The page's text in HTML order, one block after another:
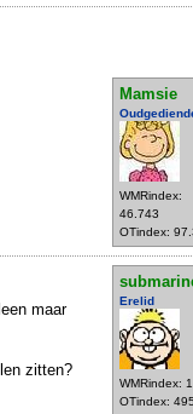
Mamsie
WMRindex:
46.743
OTindex:
Erelid
WMRindex:
OTindex: 495
maar
zitten?